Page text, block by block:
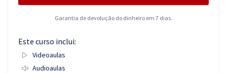
Garantia de devolução do dinheiro em 7 dias.
Este curso inclui:
Videoaulas
Audioaulas